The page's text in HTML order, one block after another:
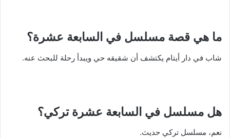
ما هي قصة مسلسل في السابعة عشرة؟
شاب في دار أيتام يكتشف أن شقيقه حي ويبدأ رحلة للبحث عنه.
هل مسلسل في السابعة عشرة تركي؟
نعم، مسلسل تركي حديث.